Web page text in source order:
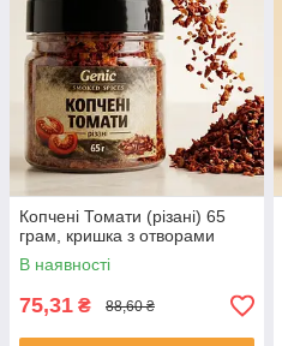
Копчені Томати (різані) 65
грам, кришка з отворами
В наявності
75,31 ₴ 88,60 ₴